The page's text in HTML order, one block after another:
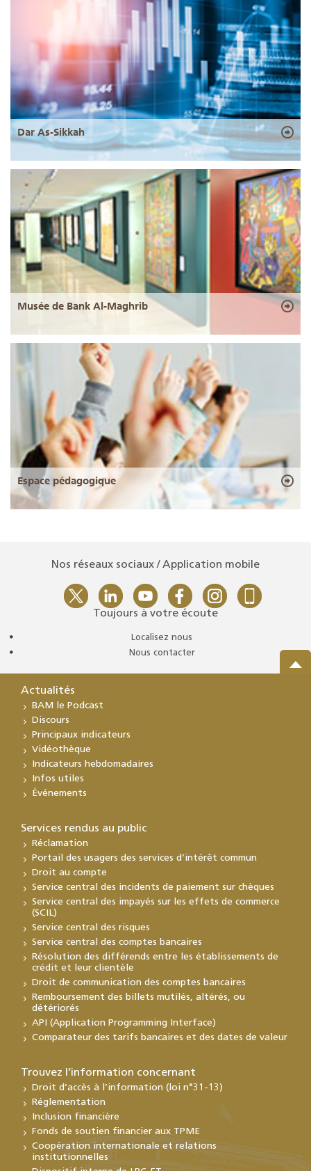
Dar As-Sikkah
Musée de Bank Al-Maghrib
Espace pédagogique
Nos réseaux sociaux / Application mobile
Toujours à votre écoute
Localisez nous
Nous contacter
Actualités
BAM le Podcast
Discours
Principaux indicateurs
Vidéothèque
Indicateurs hebdomadaires
Infos utiles
Événements
Services rendus au public
Réclamation
Portail des usagers des services d’intérêt commun
Droit au compte
Service central des incidents de paiement sur chèques
Service central des impayés sur les effets de commerce
(SCIL)
Service central des risques
Service central des comptes bancaires
Résolution des différends entre les établissements de
crédit et leur clientèle
Droit de communication des comptes bancaires
Remboursement des billets mutilés, altérés, ou
détériorés
API (Application Programming Interface)
Comparateur des tarifs bancaires et des dates de valeur
Trouvez l’information concernant
Droit d’accès à l’information (loi n°31-13)
Réglementation
Inclusion financière
Fonds de soutien financier aux TPME
Coopération internationale et relations
institutionnelles